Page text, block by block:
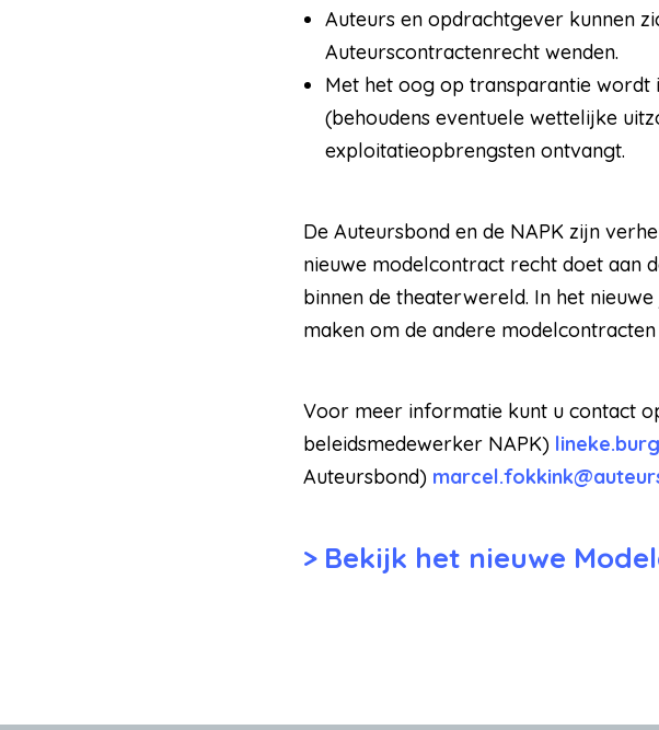
Auteurs en opdrachtgever kunnen
Auteurscontractenrecht wenden.
Met het oog op transparantie
(behoudens eventuele wettelijke
exploitatieopbrengsten ontvangt.
De Auteursbond en de NAPK zijn
nieuwe modelcontract recht doet aan
binnen de theaterwereld. In het
maken om de andere
Voor meer informatie kunt u contact
beleidsmedewerker NAPK)
Auteursbond)
Bekijk het nieuwe